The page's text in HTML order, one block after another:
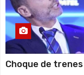
Choque de trenes